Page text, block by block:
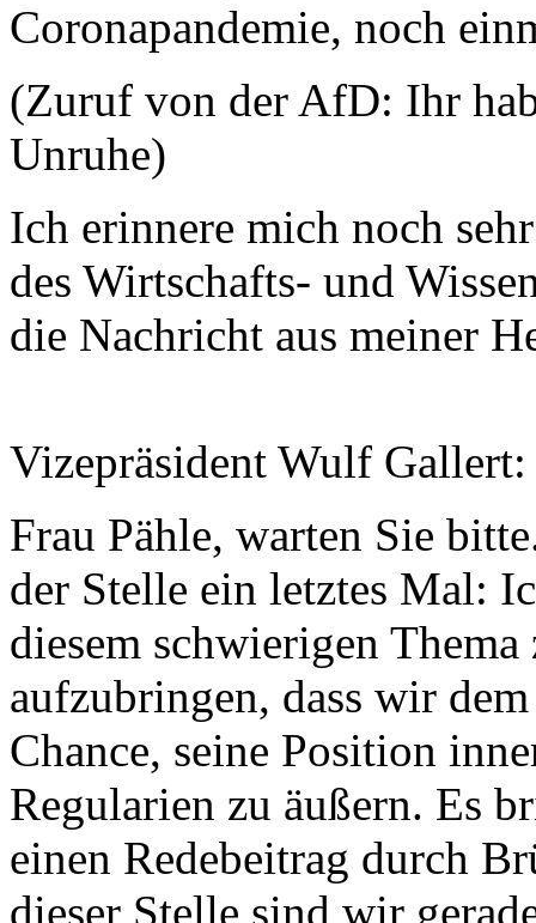
Coronapandemie, noch
(Zuruf von der AfD: Ihr
Unruhe)
Ich erinnere mich noch
des Wirtschafts- und
die Nachricht aus meiner
Vizepräsident Wulf
Frau Pähle, warten Sie
der Stelle ein letztes Mal:
diesem schwierigen
aufzubringen, dass wir
Chance, seine Position
Regularien zu äußern. Es
einen Redebeitrag durch
dieser Stelle sind wir